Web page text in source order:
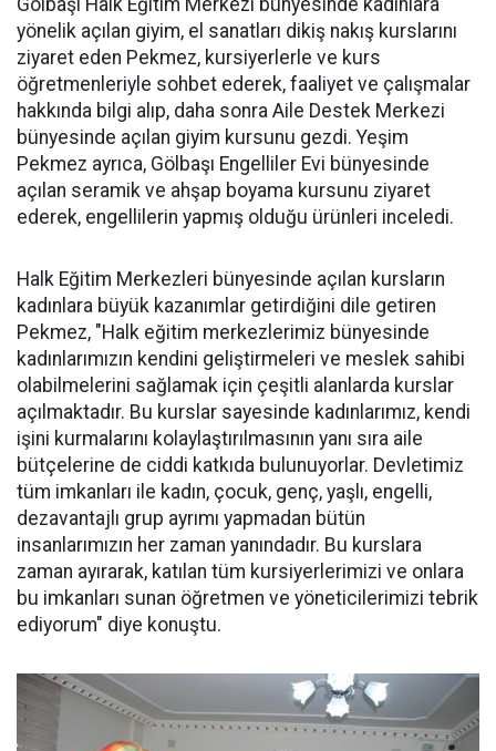
Gölbaşı Halk Eğitim Merkezi bünyesinde kadınlara
yönelik açılan giyim, el sanatları dikiş nakış kurslarını
ziyaret eden Pekmez, kursiyerlerle ve kurs
öğretmenleriyle sohbet ederek, faaliyet ve çalışmalar
hakkında bilgi alıp, daha sonra Aile Destek Merkezi
bünyesinde açılan giyim kursunu gezdi. Yeşim
Pekmez ayrıca, Gölbaşı Engelliler Evi bünyesinde
açılan seramik ve ahşap boyama kursunu ziyaret
ederek, engellilerin yapmış olduğu ürünleri inceledi.
Halk Eğitim Merkezleri bünyesinde açılan kursların
kadınlara büyük kazanımlar getirdiğini dile getiren
Pekmez, "Halk eğitim merkezlerimiz bünyesinde
kadınlarımızın kendini geliştirmeleri ve meslek sahibi
olabilmelerini sağlamak için çeşitli alanlarda kurslar
açılmaktadır. Bu kurslar sayesinde kadınlarımız, kendi
işini kurmalarını kolaylaştırılmasının yanı sıra aile
bütçelerine de ciddi katkıda bulunuyorlar. Devletimiz
tüm imkanları ile kadın, çocuk, genç, yaşlı, engelli,
dezavantajlı grup ayrımı yapmadan bütün
insanlarımızın her zaman yanındadır. Bu kurslara
zaman ayırarak, katılan tüm kursiyerlerimizi ve onlara
bu imkanları sunan öğretmen ve yöneticilerimizi tebrik
ediyorum" diye konuştu.